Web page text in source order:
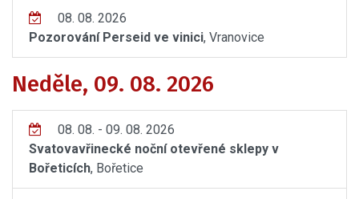
08. 08. 2026
Pozorování Perseid ve vinici, Vranovice
Neděle, 09. 08. 2026
08. 08. - 09. 08. 2026
Svatovavřinecké noční otevřené sklepy v
Bořeticích, Bořetice